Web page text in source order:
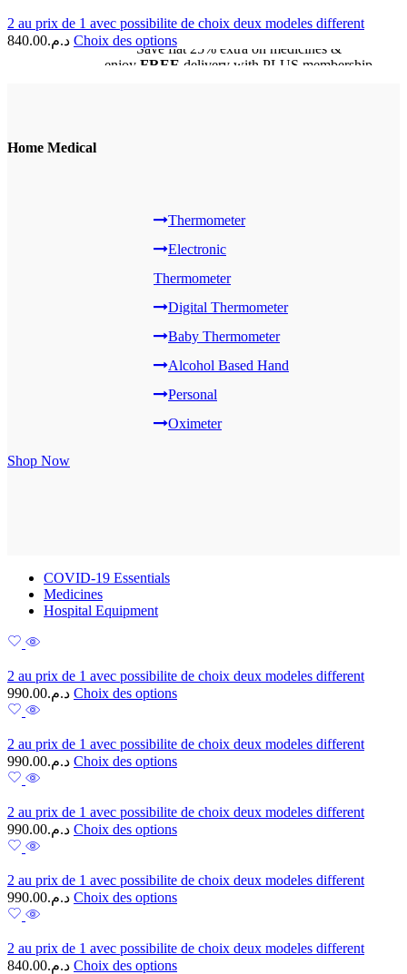
2 au prix de 1 avec possibilite de choix deux modeles different
د.م.840.00 Choix des options
Save flat 25%extra on medicines &
enjoyFREE delivery with PLUS membership
Home Medical
Thermometer
Electronic
Thermometer
Digital Thermometer
Baby Thermometer
Alcohol Based Hand
Personal
Oximeter
Shop Now
COVID-19 Essentials
Medicines
Hospital Equipment
2 au prix de 1 avec possibilite de choix deux modeles different
د.م.990.00 Choix des options
2 au prix de 1 avec possibilite de choix deux modeles different
د.م.990.00 Choix des options
2 au prix de 1 avec possibilite de choix deux modeles different
د.م.990.00 Choix des options
2 au prix de 1 avec possibilite de choix deux modeles different
د.م.990.00 Choix des options
2 au prix de 1 avec possibilite de choix deux modeles different
د.م.840.00 Choix des options